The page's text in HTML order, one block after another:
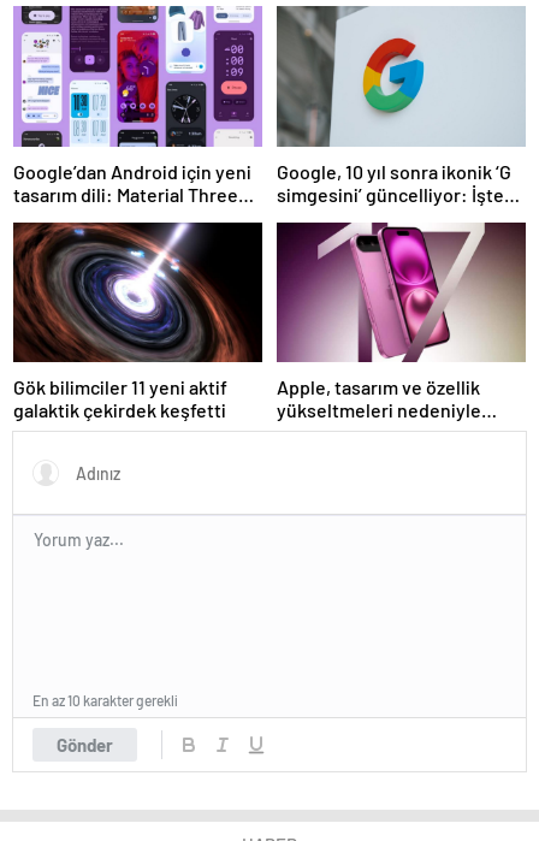
Google’dan Android için yeni
tasarım dili: Material Three
Google, 10 yıl sonra ikonik ‘G
simgesini’ güncelliyor: İşte
Gök bilimciler 11 yeni aktif
galaktik çekirdek keşfetti
Apple, tasarım ve özellik
yükseltmeleri nedeniyle
iPhone 17 fiyatlarını artırabilir
Gönder
En az 10 karakter gerekli